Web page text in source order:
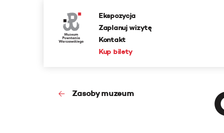
Ekspozycja
Zaplanuj wizytę
Kontakt
Kup bilety
Zasoby muzeum